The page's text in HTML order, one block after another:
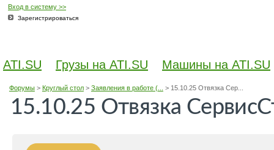
Вход в систему >>
Зарегистрироваться
ATI.SU Грузы на ATI.SU Машины на ATI.SU
Форумы> Круглый стол> Заявления в работе (... > 15.10.25 Отвязка Сер...
15.10.25 Отвязка